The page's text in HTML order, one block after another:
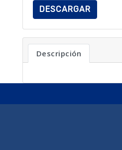
DESCARGAR
Descripción